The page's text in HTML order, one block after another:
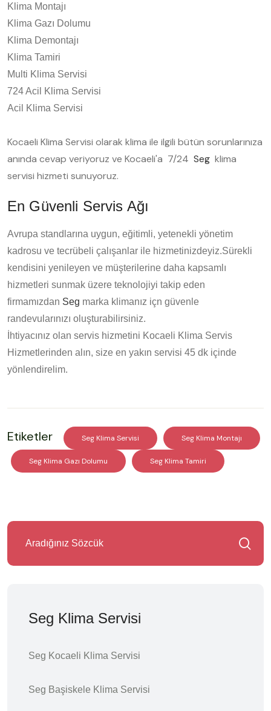
Klima Montajı
Klima Gazı Dolumu
Klima Demontajı
Klima Tamiri
Multi Klima Servisi
724 Acil Klima Servisi
Acil Klima Servisi
Kocaeli Klima Servisi olarak klima ile ilgili bütün sorunlarınıza
anında cevap veriyoruz ve Kocaeli'a 7/24 Seg klima
servisi hizmeti sunuyoruz.
En Güvenli Servis Ağı
Avrupa standlarına uygun, eğitimli, yetenekli yönetim
kadrosu ve tecrübeli çalışanlar ile hizmetinizdeyiz.Sürekli
kendisini yenileyen ve müşterilerine daha kapsamlı
hizmetleri sunmak üzere teknolojiyi takip eden
firmamızdan Seg marka klimanız içn güvenle
randevularınızı oluşturabilirsiniz.
İhtiyacınız olan servis hizmetini Kocaeli Klima Servis
Hizmetlerinden alın, size en yakın servisi 45 dk içinde
yönlendirelim.
Etiketler Seg Klima Servisi Seg Klima Montajı
Seg Klima Gazı Dolumu Seg Klima Tamiri
Seg Klima Servisi
Seg Kocaeli Klima Servisi
Seg Başiskele Klima Servisi